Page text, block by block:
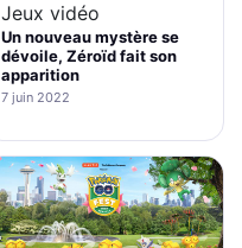
Jeux vidéo
Un nouveau mystère se
dévoile, Zéroïd fait son
apparition
7 juin 2022